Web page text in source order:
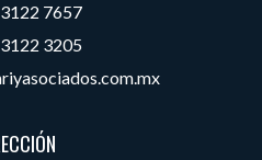
7657
3205